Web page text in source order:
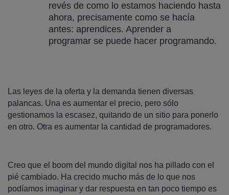
revés de como lo estamos haciendo hasta
ahora, precisamente como se hacía
antes: aprendices. Aprender a
programar se puede hacer programando.
Las leyes de la oferta y la demanda tienen diversas
palancas. Una es aumentar el precio, pero sólo
gestionamos la escasez, quitando de un sitio para ponerlo
en otro. Otra es aumentar la cantidad de programadores.
Creo que el boom del mundo digital nos ha pillado con el
pié cambiado. Ha crecido mucho más de lo que nos
podíamos imaginar y dar respuesta en tan poco tiempo es